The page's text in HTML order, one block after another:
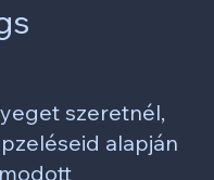
szeretnél,
alapján